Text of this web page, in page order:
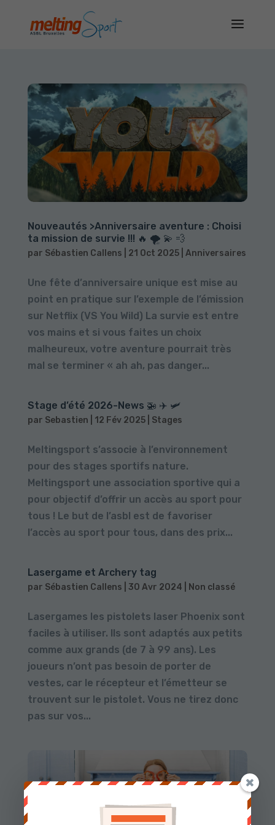
Nouveautés >Anniversaire aventure : Choisi
ta mission de survie !!! 🔥 🌪️ 💫 💨
par Sébastien Callens 21 Oct 2025| Anniversaires
Une fête d’anniversaire unique est mise au
point en pratique sur l’exemple de l’émission
sur Netflix (VS You Wild) La survie est entre
vos mains et si vous faites un choix
malheureux, votre aventure pourrait très
mal se terminer « ah ah, pas danger...
Stage d’été 2026-News 🚁 ✈️ 🛩️
par Sebastien 12 Fév 2025| Stages
Meltingsport s’associe à l’environnement
pour des stages sportifs nature.
Meltingsport une association sportive qui a
pour objectif d’offrir un accès au sport pour
tous ! Le but de l’asbl est de favoriser
l’accès au sport pour tous, dans des prix...
Lasergame et Archery tag
par Sébastien Callens 30 Avr 2024 Non classé
Lasergames les pistolets laser Phoenix sont
faciles à utiliser. Ils sont adaptés aux petits
comme aux grands (de 7 à 99 ans). Les
joueurs n’ont pas besoin de porter de
vestes, car le récepteur et l’émetteur se
trouvent sur le pistolet. Vous ne tirez donc
pas sur vos...